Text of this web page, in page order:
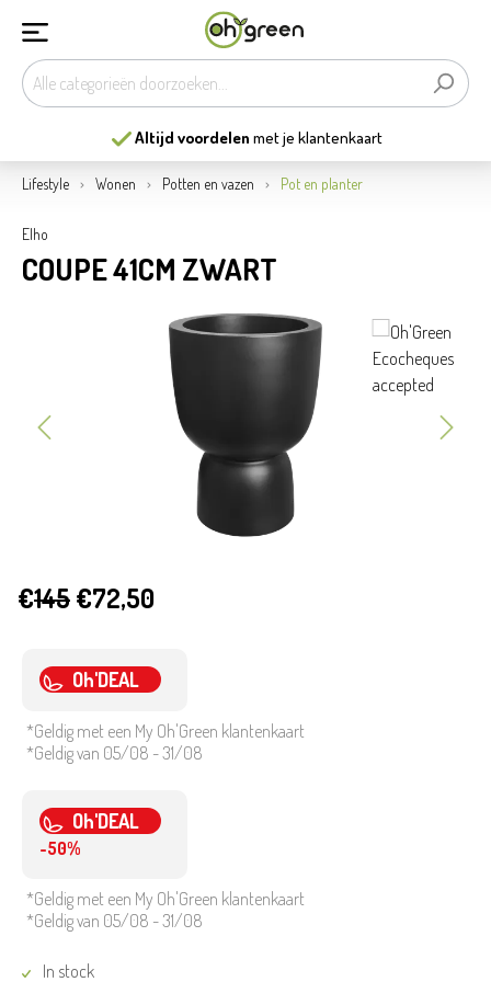
je klantenkaart 13mooiste
Lifestyle Wonen Potten en vazen Pot en planter
Elho
COUPE 41CM ZWART
€145€72,50
Oh'DEAL
*Geldig met een My Oh'Green klantenkaart
*Geldig van 05/08 - 31/08
Oh'DEAL
-50%
*Geldig met een My Oh'Green klantenkaart
*Geldig van 05/08 - 31/08
In stock